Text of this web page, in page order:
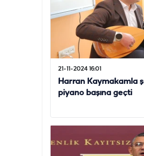
21-11-2024 16:01
Harran Kaymakamla
piyano başına geçti